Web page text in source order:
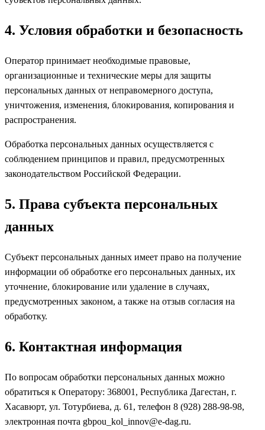
4. Условия обработки и безопасность
Оператор принимает необходимые правовые,
организационные и технические меры для защиты
персональных данных от неправомерного доступа,
уничтожения, изменения, блокирования, копирования и
распространения.
Обработка персональных данных осуществляется с
соблюдением принципов и правил, предусмотренных
законодательством Российской Федерации.
5. Права субъекта персональных
данных
Субъект персональных данных имеет право на получение
информации об обработке его персональных данных, их
уточнение, блокирование или удаление в случаях,
предусмотренных законом, а также на отзыв согласия на
обработку.
6. Контактная информация
По вопросам обработки персональных данных можно
обратиться к Оператору: 368001, Республика Дагестан, г.
Хасавюрт, ул. Тотурбиева, д. 61, телефон 8 (928) 288-98-98,
электронная почта gbpou_kol_innov@e-dag.ru.